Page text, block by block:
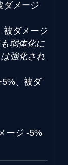
ダメージ
被ダメージ
も弱体化に
強化され
、被ダ
ージ -5%